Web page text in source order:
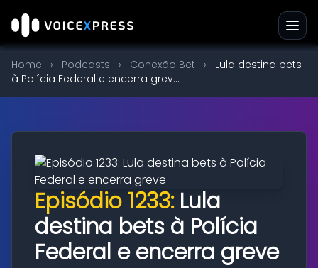
Home › Podcasts › Conexão Bet ›
Lula destina bets
à Polícia Federal e encerra grev...
Episódio 1233: Lula
destina bets à Polícia
Federal e encerra greve